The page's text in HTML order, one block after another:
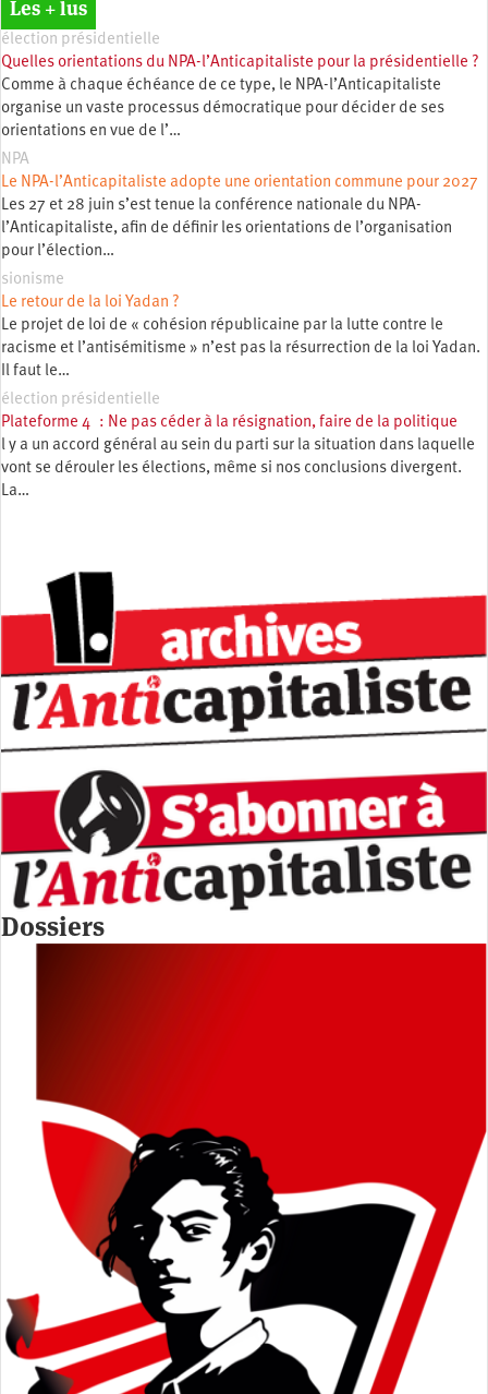
Les + lus
élection présidentielle
Quelles orientations du NPA-l’Anticapitaliste pour la présidentielle ?
Comme à chaque échéance de ce type, le NPA-l’Anticapitaliste
organise un vaste processus démocratique pour décider de ses
orientations en vue de l’…
NPA
Le NPA-l’Anticapitaliste adopte une orientation commune pour 2027
Les 27 et 28 juin s’est tenue la conférence nationale du NPA-
l’Anticapitaliste, afin de définir les orientations de l’organisation
pour l’élection…
sionisme
Le retour de la loi Yadan ?
Le projet de loi de « cohésion républicaine par la lutte contre le
racisme et l’antisémitisme » n’est pas la résurrection de la loi Yadan.
Il faut le…
élection présidentielle
Plateforme 4 : Ne pas céder à la résignation, faire de la politique
l y a un accord général au sein du parti sur la situation dans laquelle
vont se dérouler les élections, même si nos conclusions divergent.
La…
Dossiers